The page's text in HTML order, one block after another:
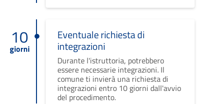
10
giorni
Eventuale richiesta di
integrazioni
Durante l'istruttoria, potrebbero
essere necessarie integrazioni. Il
comune ti invierà una richiesta di
integrazioni entro 10 giorni dall'avvio
del procedimento.